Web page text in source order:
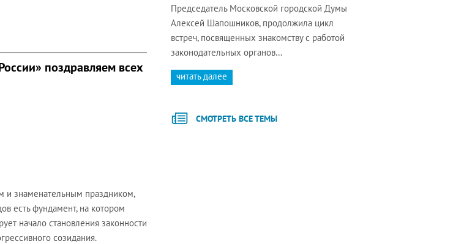
поздравляем всех
и знаменательным праздником,
есть фундамент, на котором
начало становления законности
созидания.
Председатель Московской городской Думы
Алексей Шапошников, продолжила цикл
встреч, посвященных знакомству с работой
законодательных органов…
читать далее
СМОТРЕТЬ ВСЕ ТЕМЫ